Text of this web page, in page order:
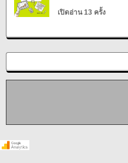
เปิดอ่าน 13 ครั้ง